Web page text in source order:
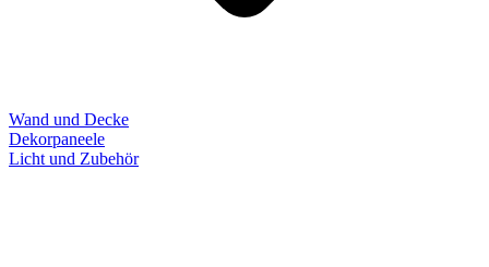
Wand und Decke
Dekorpaneele
Licht und Zubehör